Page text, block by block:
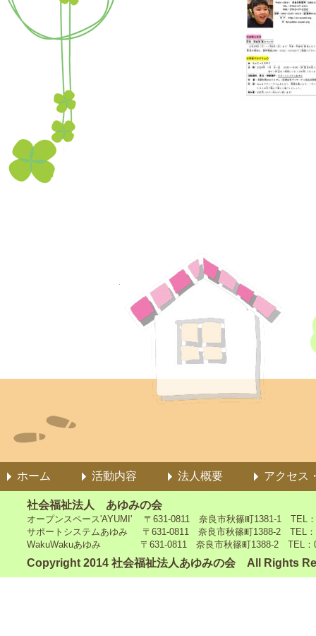
ホーム 活動内容 法人概要 アクセス
社会福祉法人 あゆみの会
オープンスペース'AYUMI' 〒631-0811 奈良市秋篠町1381-1 TEL
サポートシステムあゆみ 〒631-0811 奈良市秋篠町1388-2 TEL：
WakuWakuあゆみ 〒631-0811 奈良市秋篠町1388-2 TEL：
Copyright 2014 社会福祉法人あゆみの会 All Rights